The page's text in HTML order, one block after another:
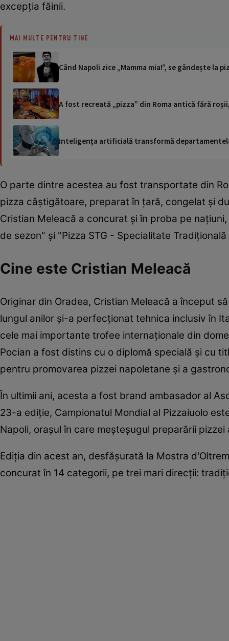
excepţia făinii.
MAI MULTE PENTRU TINE
Când Napoli zice „Mamma mia!”, se gândește la
A fost recreată „pizza” din Roma antică fără
Inteligența artificială transformă
O parte dintre acestea au fost transportate din
pizza câştigătoare, preparat în ţară, congelat şi
Cristian Meleacă a concurat şi în proba pe
de sezon" şi "Pizza STG - Specialitate
Cine este Cristian Meleacă
Originar din Oradea, Cristian Meleacă a început
lungul anilor şi-a perfecţionat tehnica inclusiv în
cele mai importante trofee internaţionale din
Pocian a fost distins cu o diplomă specială şi cu
pentru promovarea pizzei napoletane şi a
În ultimii ani, acesta a fost brand ambasador al
23-a ediţie, Campionatul Mondial al Pizzaiuolo
Napoli, oraşul în care meşteşugul preparării
Ediţia din acest an, desfăşurată la Mostra
concurat în 14 categorii, pe trei mari direcţii: